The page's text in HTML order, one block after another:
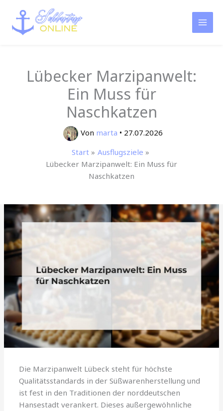
Inhalt
springen
Lübecker Marzipanwelt:
Ein Muss für
Naschkatzen
Von marta • 27.07.2026
Start
Ausflugsziele
Lübecker Marzipanwelt: Ein Muss für
Naschkatzen
Die Marzipanwelt Lübeck steht für höchste
Qualitätsstandards in der Süßwarenherstellung und
ist fest in den Traditionen der norddeutschen
Hansestadt verankert. Dieses außergewöhnliche